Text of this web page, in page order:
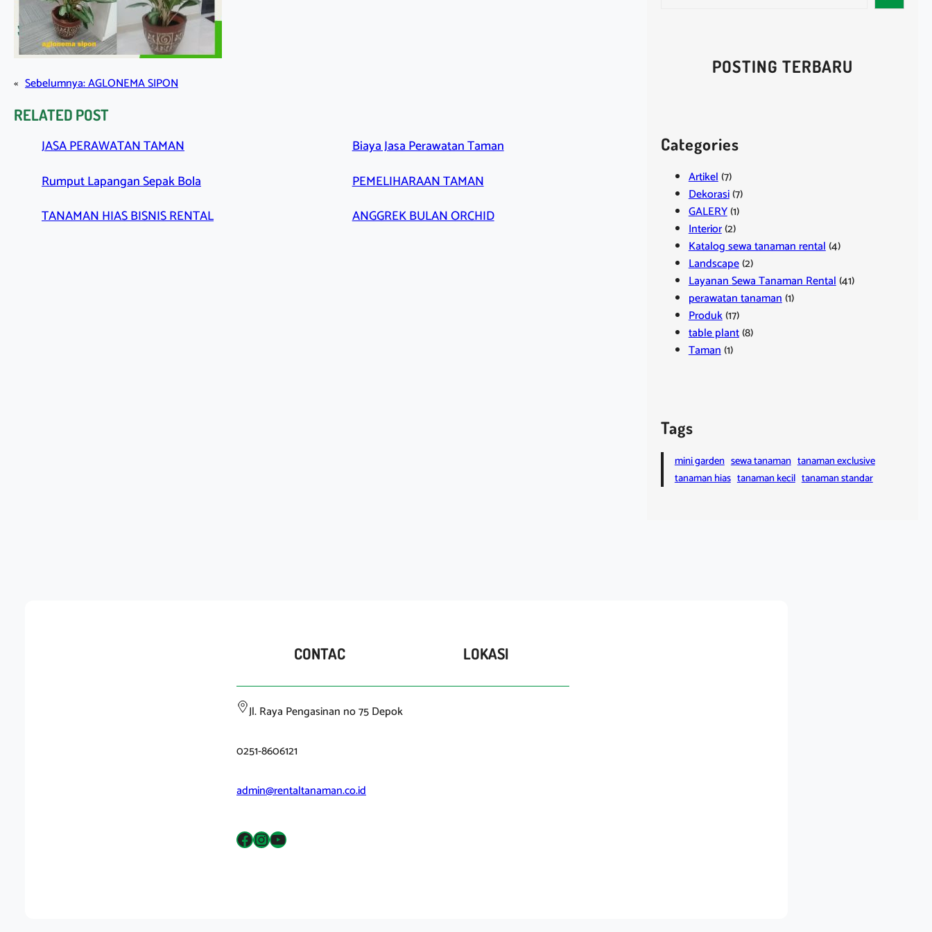
« Sebelumnya:AGLONEMA SIPON
RELATED POST
JASA PERAWATAN TAMAN
Biaya Jasa Perawatan Taman
Rumput Lapangan Sepak Bola
PEMELIHARAAN TAMAN
TANAMAN HIAS BISNIS RENTAL
ANGGREK BULAN ORCHID
POSTING TERBARU
Categories
Artikel(7)
Dekorasi(7)
GALERY(1)
Interior(2)
Katalog sewa tanaman rental(4)
Landscape(2)
Layanan Sewa Tanaman Rental(41)
perawatan tanaman(1)
Produk(17)
table plant(8)
Taman(1)
Tags
mini garden sewa tanaman tanaman exclusive
tanaman hias tanaman kecil tanaman standar
CONTAC
Jl. Raya Pengasinan no 75 Depok
0251-8606121
admin@rentaltanaman.co.id
Facebook InstagramYouTube
LOKASI